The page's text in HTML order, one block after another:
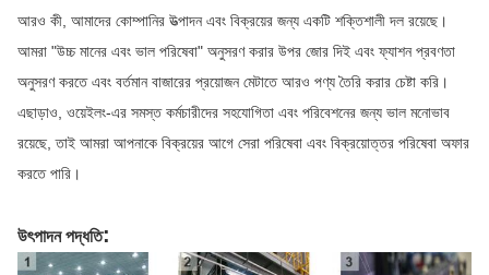
আরও কী, আমাদের কোম্পানির উত্পাদন এবং বিক্রয়ের জন্য একটি শক্তিশালী দল রয়েছে।
আমরা "উচ্চ মানের এবং ভাল পরিষেবা" অনুসরণ করার উপর জোর দিই এবং ফ্যাশন প্রবণতা
অনুসরণ করতে এবং বর্তমান বাজারের প্রয়োজন মেটাতে আরও পণ্য তৈরি করার চেষ্টা করি।
এছাড়াও, ওয়েইলং-এর সমস্ত কর্মচারীদের সহযোগিতা এবং পরিবেশনের জন্য ভাল মনোভাব
রয়েছে, তাই আমরা আপনাকে বিক্রয়ের আগে সেরা পরিষেবা এবং বিক্রয়োত্তর পরিষেবা অফার
করতে পারি।
উৎপাদন পদ্ধতি: